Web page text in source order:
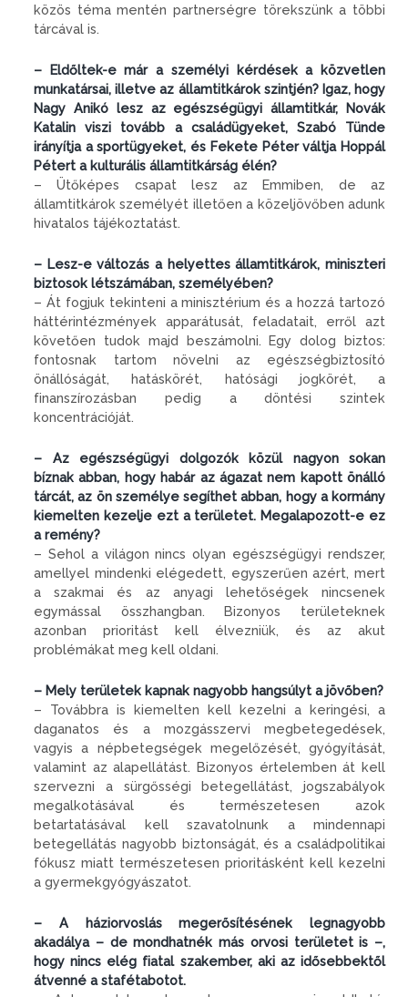
közös téma mentén partnerségre törekszünk a többi
tárcával is.
– Eldőltek-e már a személyi kérdések a közvetlen
munkatársai, illetve az államtitkárok szintjén? Igaz, hogy
Nagy Anikó lesz az egészségügyi államtitkár, Novák
Katalin viszi tovább a családügyeket, Szabó Tünde
irányítja a sportügyeket, és Fekete Péter váltja Hoppál
Pétert a kulturális államtitkárság élén?
– Ütőképes csapat lesz az Emmiben, de az
államtitkárok személyét illetően a közeljövőben adunk
hivatalos tájékoztatást.
– Lesz-e változás a helyettes államtitkárok, miniszteri
biztosok létszámában, személyében?
– Át fogjuk tekinteni a minisztérium és a hozzá tartozó
háttérintézmények apparátusát, feladatait, erről azt
követően tudok majd beszámolni. Egy dolog biztos:
fontosnak tartom növelni az egészségbiztosító
önállóságát, hatáskörét, hatósági jogkörét, a
finanszírozásban pedig a döntési szintek
koncentrációját.
– Az egészségügyi dolgozók közül nagyon sokan
bíznak abban, hogy habár az ágazat nem kapott önálló
tárcát, az ön személye segíthet abban, hogy a kormány
kiemelten kezelje ezt a területet. Megalapozott-e ez
a remény?
– Sehol a világon nincs olyan egészségügyi rendszer,
amellyel mindenki elégedett, egyszerűen azért, mert
a szakmai és az anyagi lehetőségek nincsenek
egymással összhangban. Bizonyos területeknek
azonban prioritást kell élvezniük, és az akut
problémákat meg kell oldani.
– Mely területek kapnak nagyobb hangsúlyt a jövőben?
– Továbbra is kiemelten kell kezelni a keringési, a
daganatos és a mozgás­szervi megbetegedések,
vagyis a népbetegségek megelőzését, gyógyítását,
valamint az alapellátást. Bizonyos értelemben át kell
szervezni a sürgősségi betegellátást, jogszabályok
megalkotásával és természetesen azok
betartatásával kell szavatolnunk a mindennapi
betegellátás nagyobb biztonságát, és a családpolitikai
fókusz miatt természetesen prioritásként kell kezelni
a gyermekgyógyászatot.
– A háziorvoslás megerősítésének legnagyobb
akadálya – de mondhatnék más orvosi területet is –,
hogy nincs elég fiatal szakember, aki az idősebbektől
átvenné a stafétabotot.